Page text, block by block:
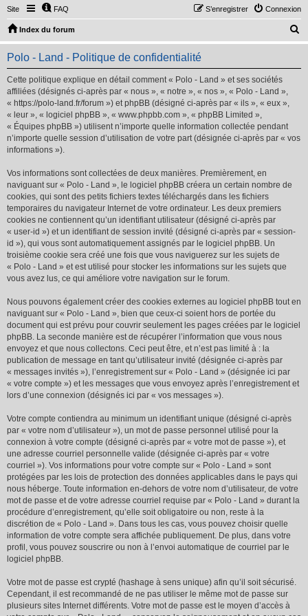
Site FAQ Connexion
S’enregistrer
Index du forum
e
Polo - Land - Politique de confidentialité
Cette politique explique en détail comment « Polo - Land » et ses sociétés
affiliées (désignés ci-après par « nous », « notre », « nos », « Polo - Land »,
« https://polo-land.fr/forum ») et phpBB (désigné ci-après par « ils », « eux »,
« leur », « logiciel phpBB », « www.phpbb.com », « phpBB Limited »,
« Équipes phpBB ») utilisent n’importe quelle information collectée pendant
n’importe quelle session d’utilisation de votre part (désignée ci-après par « vos
informations »).
Vos informations sont collectées de deux manières. Premièrement, en
naviguant sur « Polo - Land », le logiciel phpBB créera un certain nombre de
cookies, qui sont des petits fichiers textes téléchargés dans les fichiers
temporaires du navigateur Internet de votre ordinateur. Les deux premiers
cookies ne contiennent qu’un identifiant utilisateur (désigné ci-après par
« user-id ») et un identifiant de session invité (désigné ci-après par « session-
id »), qui vous sont automatiquement assignés par le logiciel phpBB. Un
troisième cookie sera créé une fois que vous naviguerez sur les sujets de
« Polo - Land » et est utilisé pour stocker les informations sur les sujets que
vous avez lus, ce qui améliore votre navigation sur le forum.
Nous pouvons également créer des cookies externes au logiciel phpBB tout en
naviguant sur « Polo - Land », bien que ceux-ci soient hors de portée du
document qui est prévu pour couvrir seulement les pages créées par le logiciel
phpBB. La seconde manière est de récupérer l’information que vous nous
envoyez et que nous collectons. Ceci peut être, et n’est pas limité à : la
publication de message en tant qu’utilisateur invité (désignée ci-après par
« messages invités »), l’enregistrement sur « Polo - Land » (désignée ici par
« votre compte ») et les messages que vous envoyez après l’enregistrement et
lors d’une connexion (désignés ici par « vos messages »).
Votre compte contiendra au minimum un identifiant unique (désigné ci-après
par « votre nom d’utilisateur »), un mot de passe personnel utilisé pour la
connexion à votre compte (désigné ci-après par « votre mot de passe »), et
une adresse courriel personnelle valide (désignée ci-après par « votre
courriel »). Vos informations pour votre compte sur « Polo - Land » sont
protégées par les lois de protection des données applicables dans le pays qui
nous héberge. Toute information en-dehors de votre nom d’utilisateur, de votre
mot de passe et de votre adresse courriel requise par « Polo - Land » durant la
procédure d’enregistrement, qu’elle soit obligatoire ou non, reste à la
discrétion de « Polo - Land ». Dans tous les cas, vous pouvez choisir quelle
information de votre compte sera affichée publiquement. De plus, dans votre
profil, vous pouvez souscrire ou non à l’envoi automatique de courriel par le
logiciel phpBB.
Votre mot de passe est crypté (hashage à sens unique) afin qu’il soit sécurisé.
Cependant, il est recommandé de ne pas utiliser le même mot de passe sur
plusieurs sites Internet différents. Votre mot de passe est le moyen d’accès à